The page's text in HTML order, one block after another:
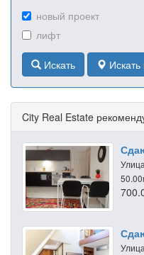
новый проект
лифт
Искать
City Real Estate